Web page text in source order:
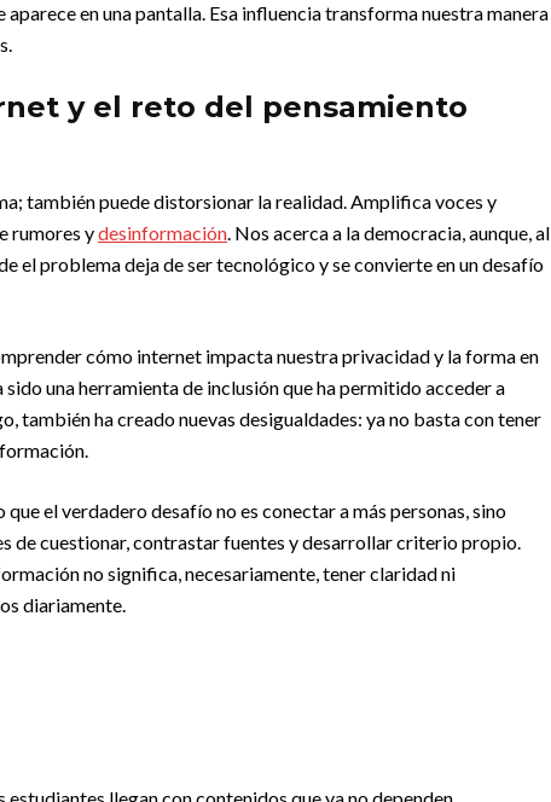
en una pantalla. Esa influencia transforma nuestra manera
y el reto del pensamiento
también puede distorsionar la realidad. Amplifica voces y
rumores ydesinformación. Nos acerca a la democracia, aunque, al
el problema deja de ser tecnológico y se convierte en un desafío
cómo internet impacta nuestra privacidad y la forma en
una herramienta de inclusión que ha permitido acceder a
también ha creado nuevas desigualdades: ya no basta con tener
el verdadero desafío no es conectar a más personas, sino
de cuestionar, contrastar fuentes y desarrollar criterio propio.
no significa, necesariamente, tener claridad ni
diariamente.